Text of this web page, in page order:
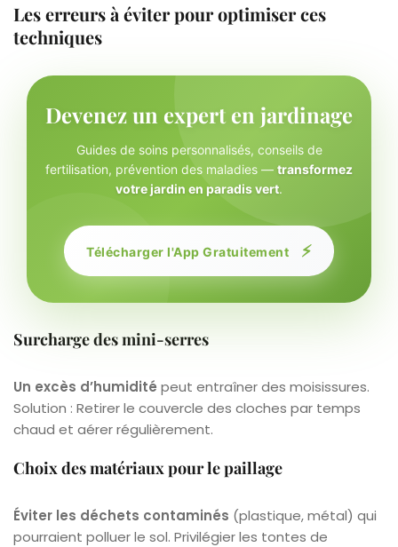
Les erreurs à éviter pour optimiser ces
techniques
Devenez un expert en jardinage
Guides de soins personnalisés, conseils de
fertilisation, prévention des maladies — transformez
votre jardin en paradis vert.
Télécharger l'App Gratuitement ⚡
Surcharge des mini-serres
Un excès d’humidité peut entraîner des moisissures.
Solution : Retirer le couvercle des cloches par temps
chaud et aérer régulièrement.
Choix des matériaux pour le paillage
Éviter les déchets contaminés (plastique, métal) qui
pourraient polluer le sol. Privilégier les tontes de